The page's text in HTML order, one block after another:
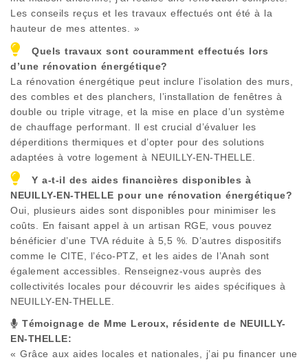
Les conseils reçus et les travaux effectués ont été à la
hauteur de mes attentes. »
Quels travaux sont couramment effectués lors
d’une rénovation énergétique?
La rénovation énergétique peut inclure l’isolation des murs,
des combles et des planchers, l’installation de fenêtres à
double ou triple vitrage, et la mise en place d’un système
de chauffage performant. Il est crucial d’évaluer les
déperditions thermiques et d’opter pour des solutions
adaptées à votre logement à NEUILLY-EN-THELLE
Y a-t-il des aides financières disponibles à
NEUILLY-EN-THELLE pour une rénovation énergétique?
Oui, plusieurs aides sont disponibles pour minimiser les
coûts. En faisant appel à un artisan RGE, vous pouvez
bénéficier d’une TVA réduite à 5,5 %. D’autres dispositifs
comme le CITE, l’éco-PTZ, et les aides de l’Anah sont
également accessibles. Renseignez-vous auprès des
collectivités locales pour découvrir les aides spécifiques à
NEUILLY-EN-THELLE
Témoignage de Mme Leroux, résidente de NEUILLY-
EN-THELLE:
« Grâce aux aides locales et nationales, j’ai pu financer une